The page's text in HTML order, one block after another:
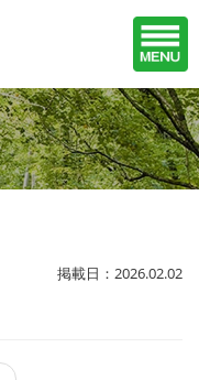
掲載日：2026.02.02